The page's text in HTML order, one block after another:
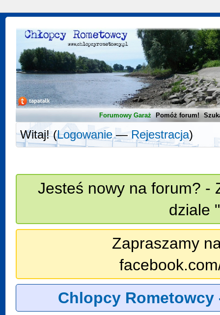
Forumowy Garaż Pomóż forum!
Witaj! (Logowanie—Rejestracja)
Jesteś nowy na forum? -
dziale
Zapraszamy
Chlopcy Rometowcy